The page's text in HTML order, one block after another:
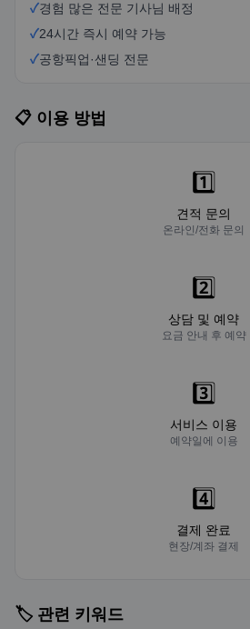
✓경험 많은 전문 기사님 배정
✓24시간 즉시 예약 가능
✓공항픽업·샌딩 전문
📋 이용 방법
1️⃣
견적 문의
온라인/전화 문의
2️⃣
상담 및 예약
요금 안내 후 예약
3️⃣
서비스 이용
예약일에 이용
4️⃣
결제 완료
현장/계좌 결제
🏷️ 관련 키워드